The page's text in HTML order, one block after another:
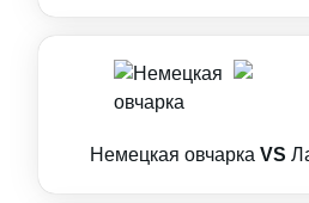
Немецкая овчарка VS